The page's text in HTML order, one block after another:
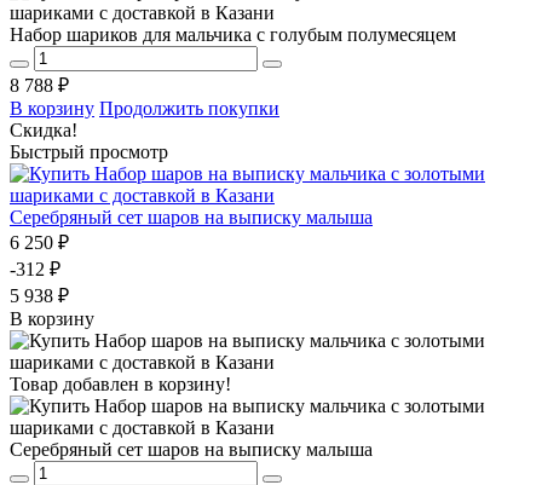
Набор шариков для мальчика с голубым полумесяцем
8 788 ₽
В корзину Продолжить покупки
Скидка!
Быстрый просмотр
Серебряный сет шаров на выписку малыша
6 250 ₽
-312 ₽
5 938 ₽
В корзину
Товар добавлен в корзину!
Серебряный сет шаров на выписку малыша